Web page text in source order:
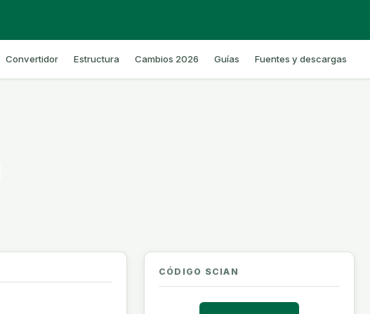
Convertidor Estructura Cambios 2026 Guías Fuentes y descargas
CÓDIGO SCIAN